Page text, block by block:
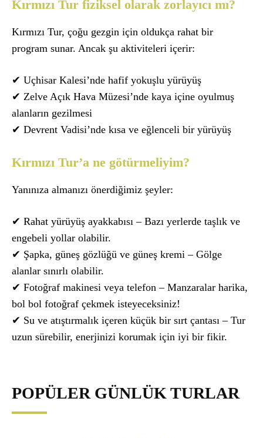
Kırmızı Tur fiziksel olarak zorlayıcı mı?
Kırmızı Tur, çoğu gezgin için oldukça rahat bir
program sunar. Ancak şu aktiviteleri içerir:
✔ Uçhisar Kalesi’nde hafif yokuşlu yürüyüş
✔ Zelve Açık Hava Müzesi’nde kaya içine oyulmuş
alanların gezilmesi
✔ Devrent Vadisi’nde kısa ve eğlenceli bir yürüyüş
Kırmızı Tur’a ne götürmeliyim?
Yanınıza almanızı önerdiğimiz şeyler:
✔ Rahat yürüyüş ayakkabısı – Bazı yerlerde taşlık ve
engebeli yollar olabilir.
✔ Şapka, güneş gözlüğü ve güneş kremi – Gölge
alanlar sınırlı olabilir.
✔ Fotoğraf makinesi veya telefon – Manzaralar harika,
bol bol fotoğraf çekmek isteyeceksiniz!
✔ Su ve atıştırmalık içeren küçük bir sırt çantası – Tur
uzun sürebilir, enerjinizi korumak için iyi bir fikir.
POPÜLER GÜNLÜK TURLAR